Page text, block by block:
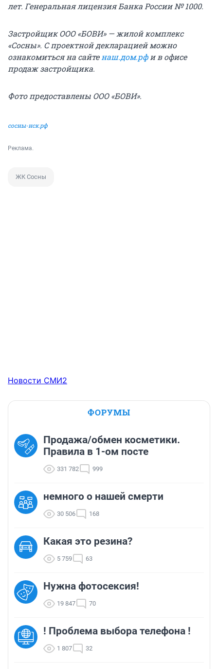
лет. Генеральная лицензия Банка России № 1000.
Застройщик ООО «БОВИ» — жилой комплекс
«Сосны». С проектной декларацией можно
ознакомиться на сайте наш.дом.рфи в офисе
продаж застройщика.
Фото предоставлены ООО «БОВИ».
сосны-нск.рф
Реклама.
ЖК Сосны
Новости СМИ2
ФОРУМЫ
Продажа/обмен косметики.
Правила в 1-ом посте
331 782 999
немного о нашей смерти
30 506 168
Какая это резина?
5 759 63
Нужна фотосексия!
19 847 70
! Проблема выбора телефона !
1 807 32